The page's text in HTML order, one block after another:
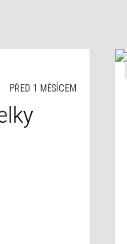
PŘED 1 MĚSÍCEM